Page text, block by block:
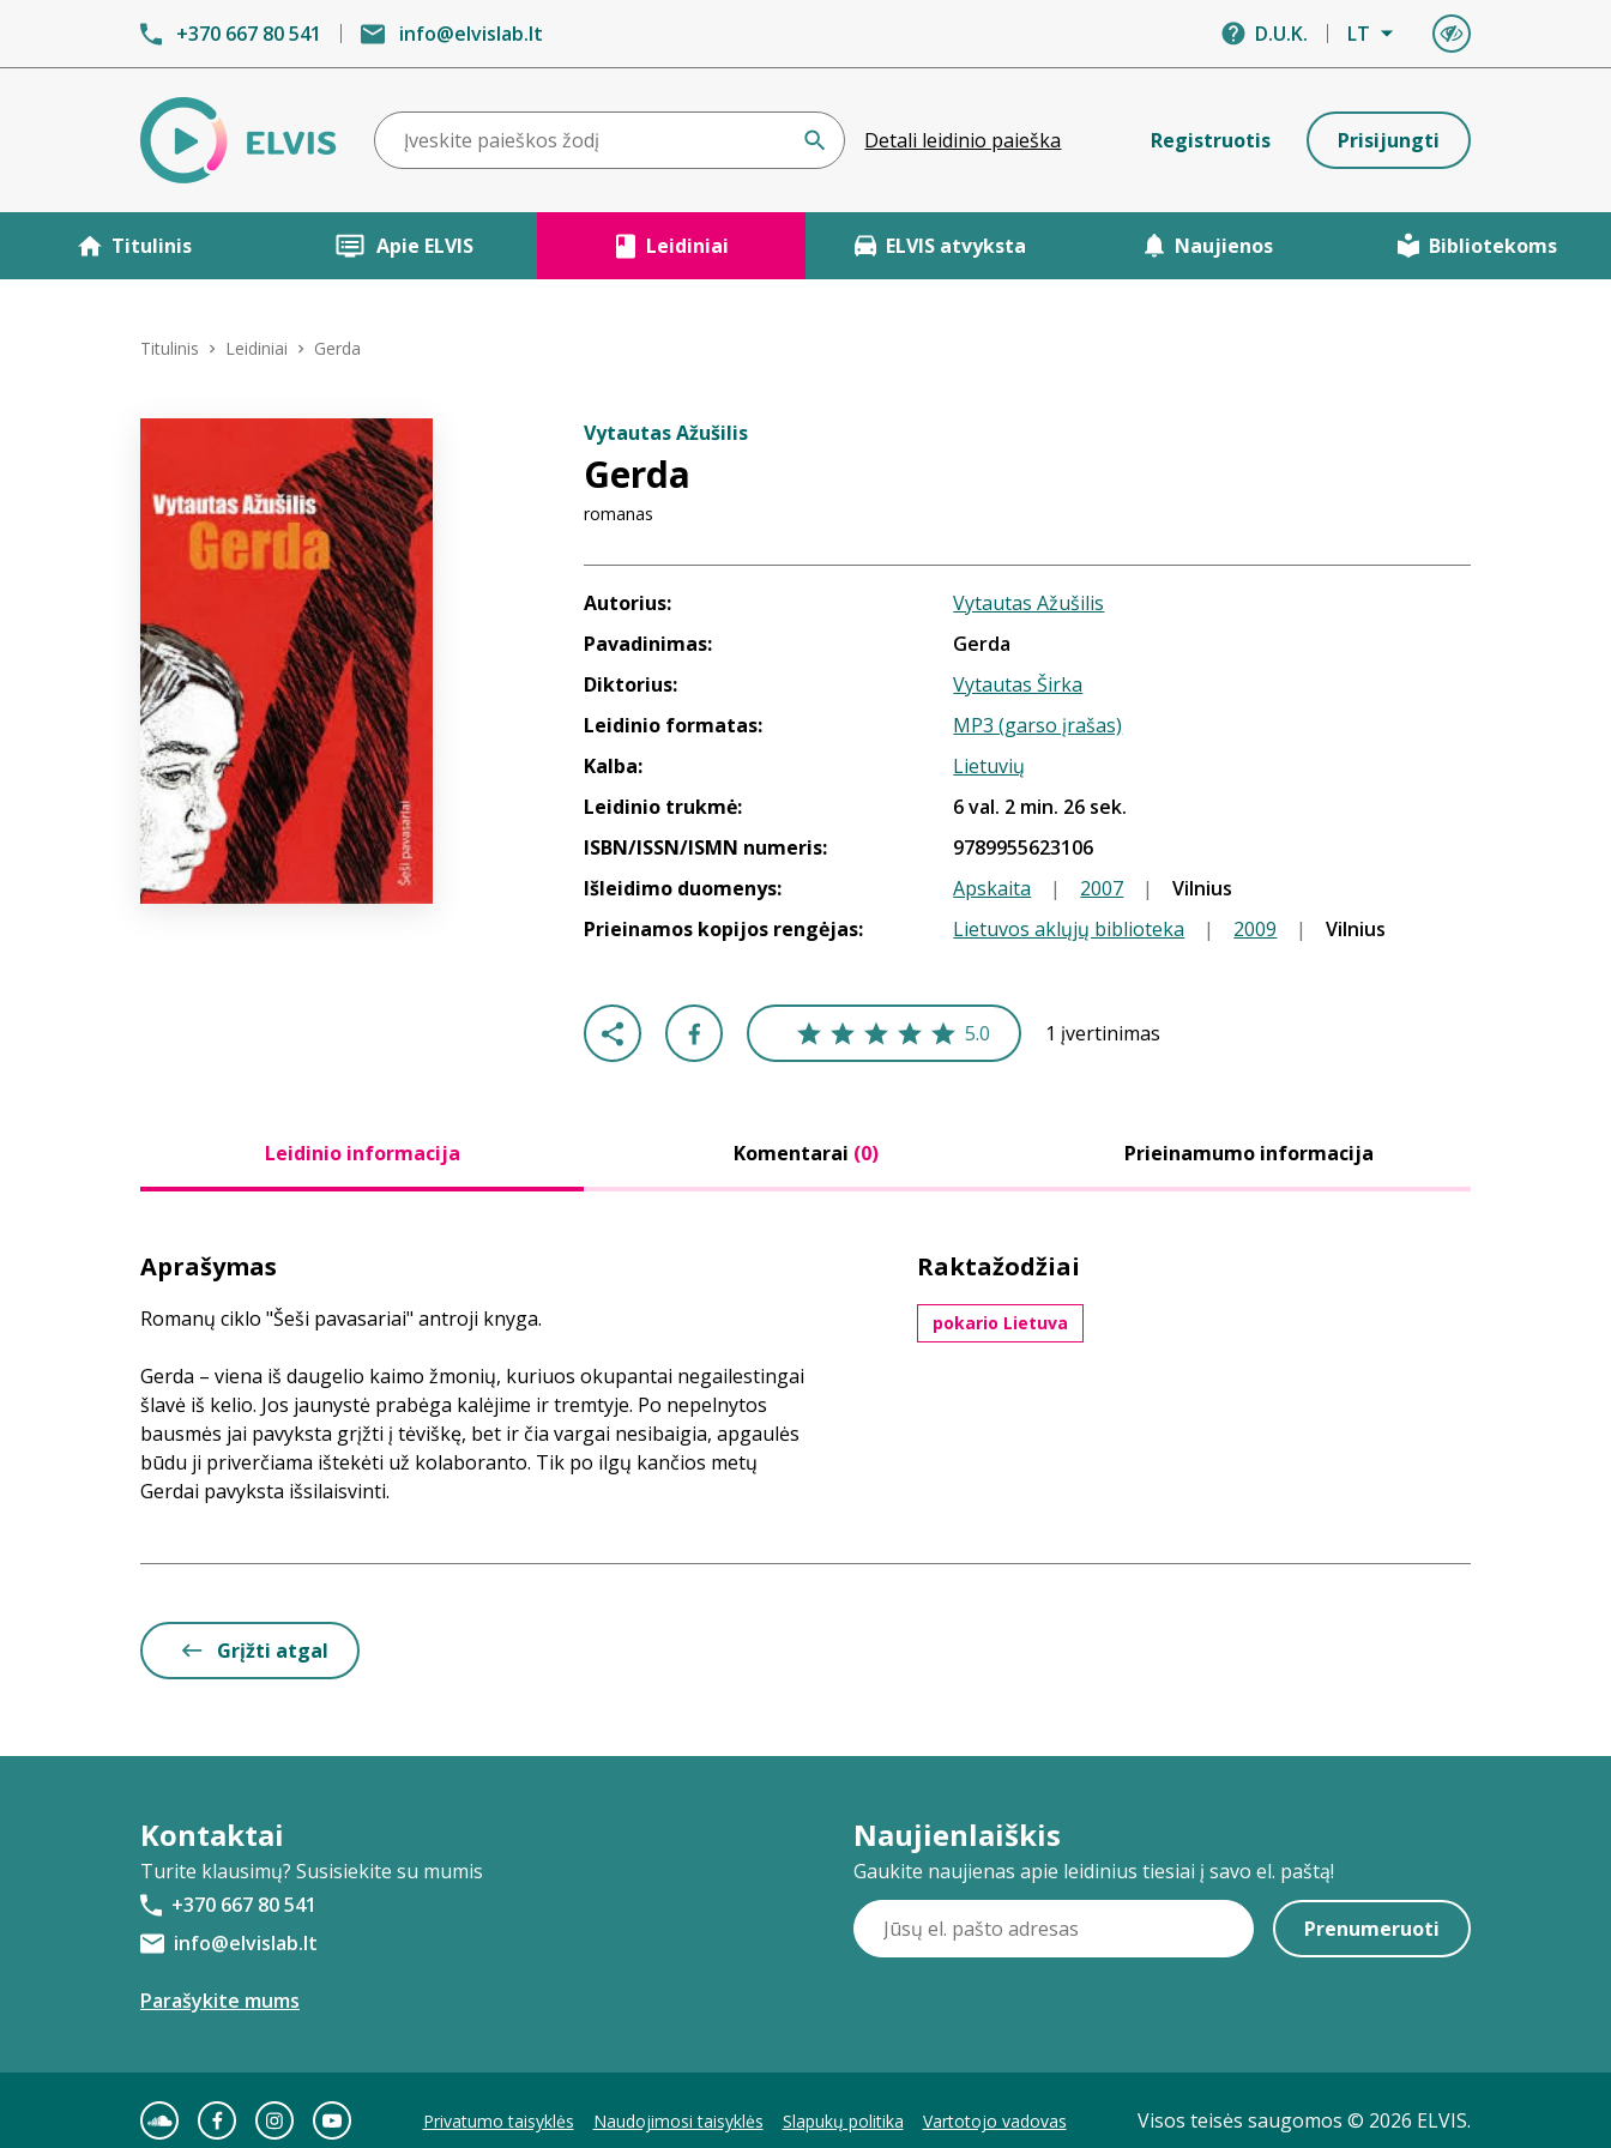
+370 667 80 541 info@elvislab.lt D.U.K. LT
Detali leidinio paieška Registruotis Prisijungti
Titulinis Apie ELVIS Leidiniai ELVIS atvyksta Naujienos Bibliotekoms
Titulinis Leidiniai Gerda
Vytautas Ažušilis
Gerda
romanas
Autorius:
Vytautas Ažušilis
Pavadinimas:
Gerda
Diktorius:
Vytautas Širka
Leidinio formatas:
MP3 (garso įrašas)
Kalba:
Lietuvių
Leidinio trukmė:
6 val. 2 min. 26 sek.
ISBN/ISSN/ISMN numeris:
9789955623106
Išleidimo duomenys:
Apskaita | 2007 |
Vilnius
Prieinamos kopijos rengėjas:
Lietuvos aklųjų biblioteka | 2009 | Vilnius
5.0 1 įvertinimas
Leidinio informacija Komentarai (0) Prieinamumo informacija
Aprašymas
Romanų ciklo "Šeši pavasariai" antroji knyga.
Gerda – viena iš daugelio kaimo žmonių, kuriuos okupantai negailestingai
šlavė iš kelio. Jos jaunystė prabėga kalėjime ir tremtyje. Po nepelnytos
bausmės jai pavyksta grįžti į tėviškę, bet ir čia vargai nesibaigia, apgaulės
būdu ji priverčiama ištekėti už kolaboranto. Tik po ilgų kančios metų
Gerdai pavyksta išsilaisvinti.
Raktažodžiai
pokario Lietuva
Grįžti atgal
Kontaktai
Turite klausimų? Susisiekite su mumis
+370 667 80 541
info@elvislab.lt
Parašykite mums
Naujienlaiškis
Gaukite naujienas apie leidinius tiesiai į savo el. paštą!
Prenumeruoti
Visos teisės saugomos © 2026 ELVIS.
Privatumo taisyklės Naudojimosi taisyklės Slapukų politika Vartotojo vadovas